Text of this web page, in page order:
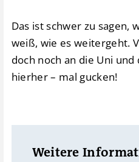
Das ist schwer zu sagen,
weiß, wie es weitergeht.
doch noch an die Uni
hierher – mal gucken!
Weitere